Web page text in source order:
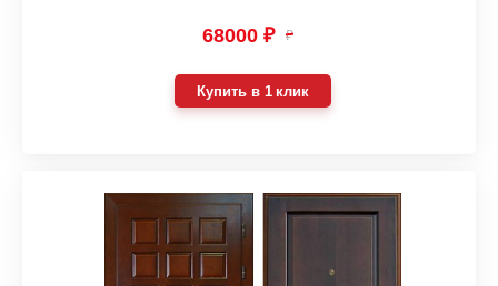
68000 ₽ ₽
Купить в 1 клик